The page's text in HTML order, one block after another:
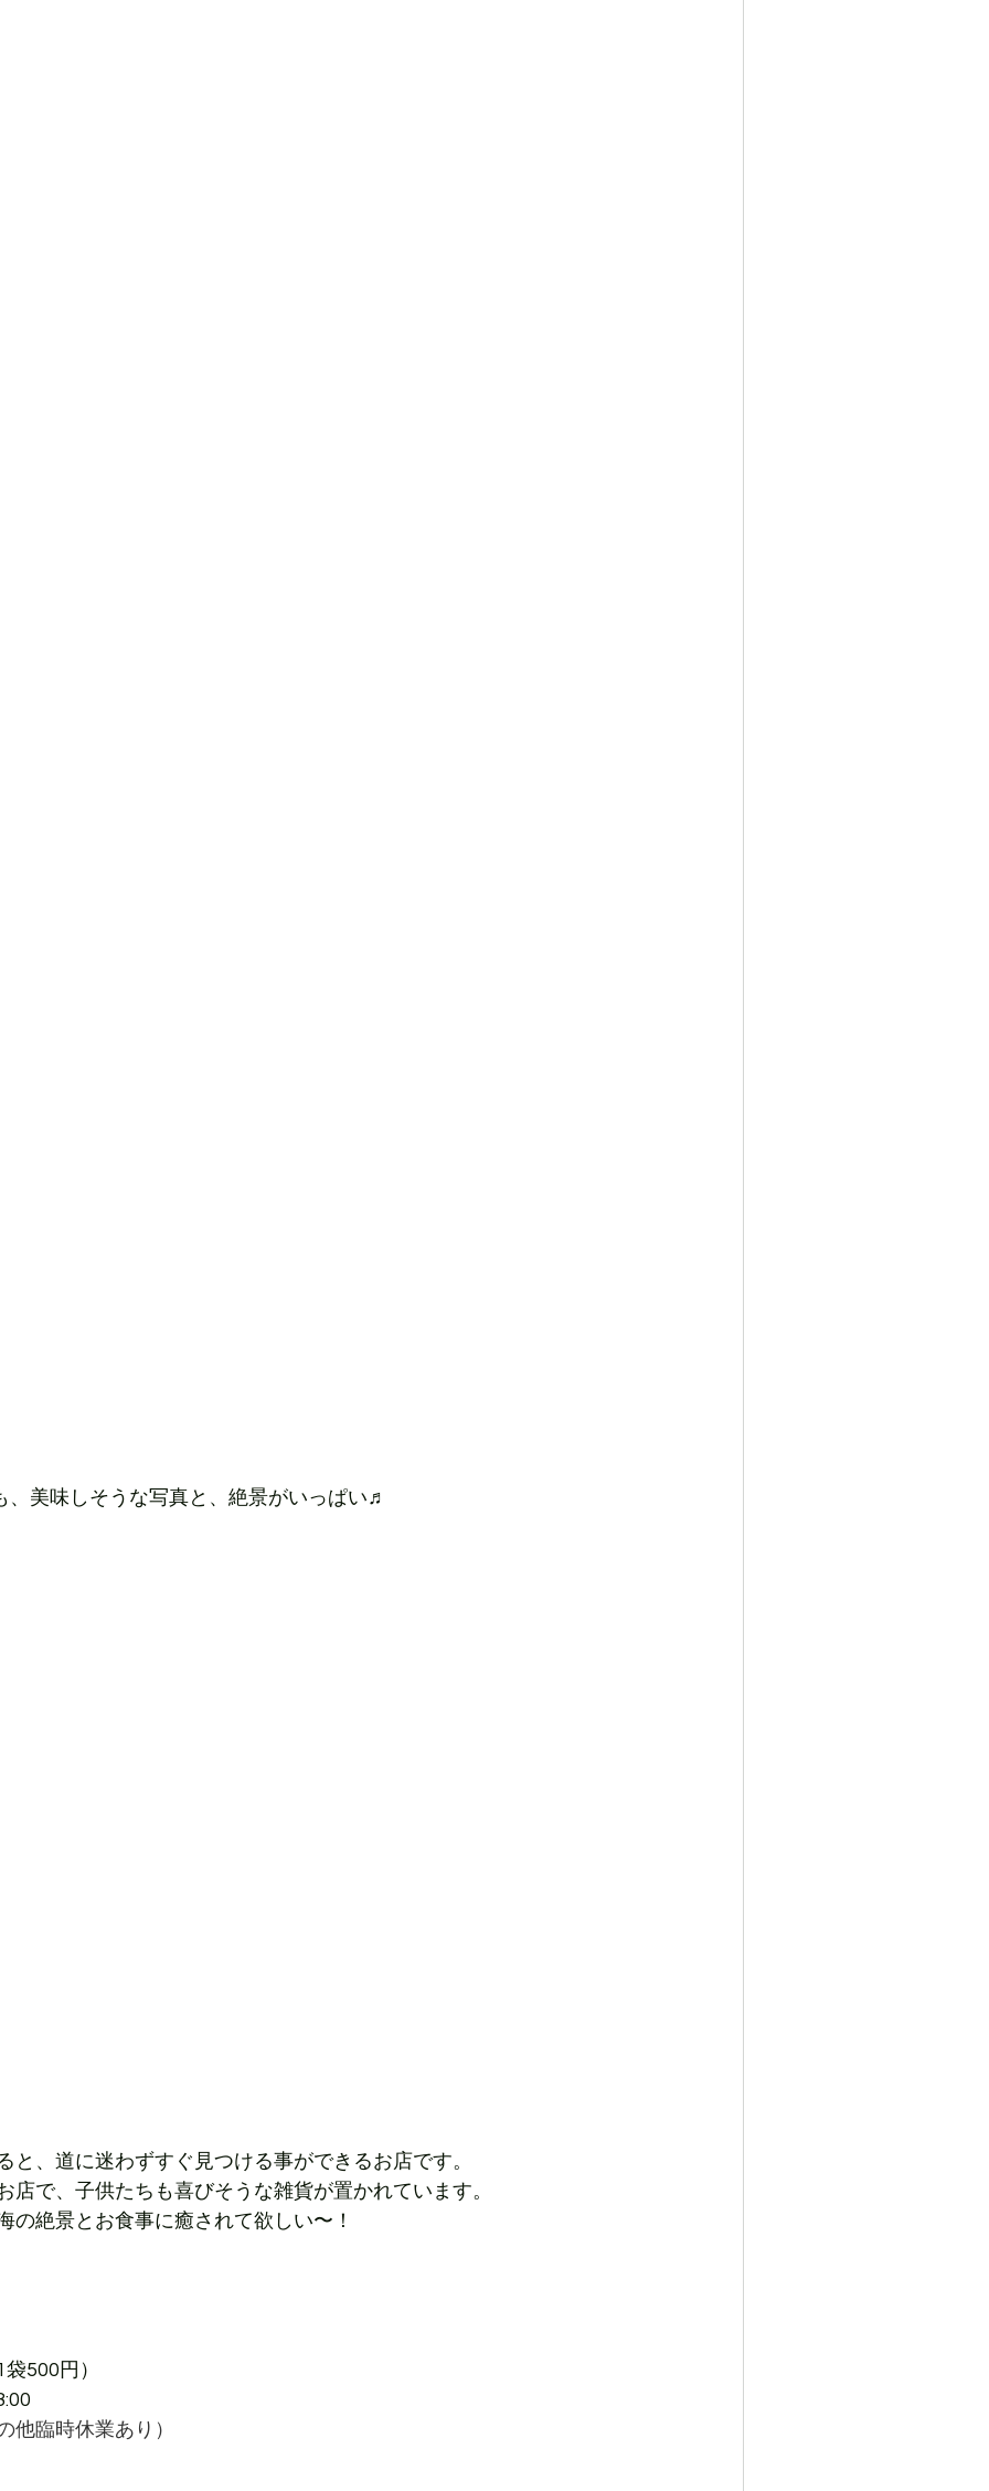
、美味しそうな写真と、絶景がいっぱい♬
と、道に迷わずすぐ見つける事ができるお店です。
店で、子供たちも喜びそうな雑貨が置かれています。
の絶景とお食事に癒されて欲しい〜！
500円）
他臨時休業あり）